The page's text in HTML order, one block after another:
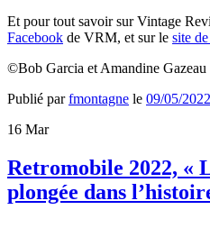
Et pour tout savoir sur Vintage
Facebook de VRM, et sur le site
©Bob Garcia et Amandine Gazeau
Publié parfmontagne le 09/05/
16 Mar
Retromobile 2022, «
plongée dans